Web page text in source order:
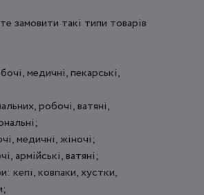
замовити такі типи товарів
медичні, пекарські,
робочі, ватяні,
медичні, жіночі;
армійські, ватяні;
кепі, ковпаки, хустки,